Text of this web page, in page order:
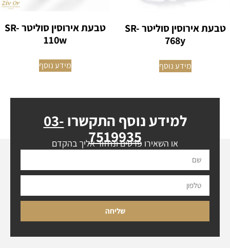
טבעת אירוסין סוליטר SR-
768y
מידע נוסף
טבעת אירוסין סוליטר SR-
110w
מידע נוסף
למידע נוסף התקשרו 03-
7519935
או השאירו פרטים ונחזור אליך בהקדם
שליחה